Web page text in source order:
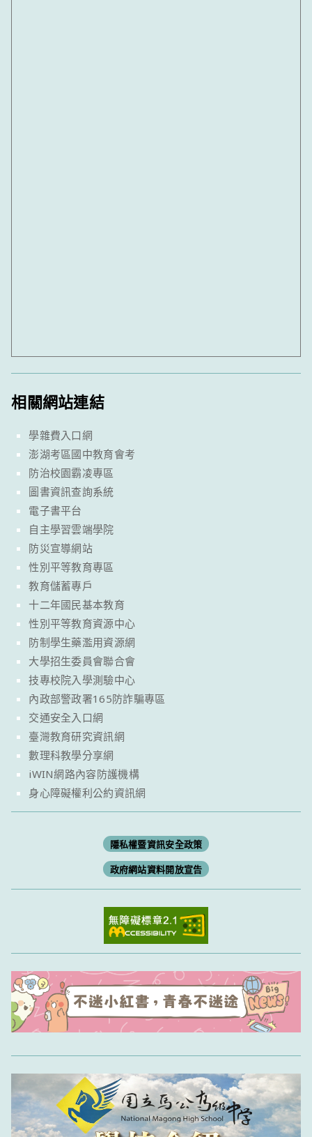
相關網站連結
學雜費入口網
澎湖考區國中教育會考
防治校園霸凌專區
圖書資訊查詢系統
電子書平台
自主學習雲端學院
防災宣導網站
性別平等教育專區
教育儲蓄專戶
十二年國民基本教育
性別平等教育資源中心
防制學生藥濫用資源網
大學招生委員會聯合會
技專校院入學測驗中心
內政部警政署165防詐騙專區
交通安全入口網
臺灣教育研究資訊網
數理科教學分享網
iWIN網路內容防護機構
身心障礙權利公約資訊網
隱私權暨資訊安全政策
政府網站資料開放宣告